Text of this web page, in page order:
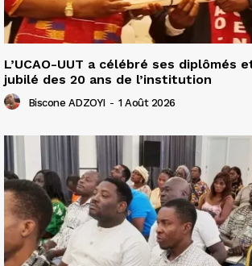
L’UCAO-UUT a célébré ses diplômés
jubilé des 20 ans de l’institution
Biscone ADZOYI - 1 Août 2026